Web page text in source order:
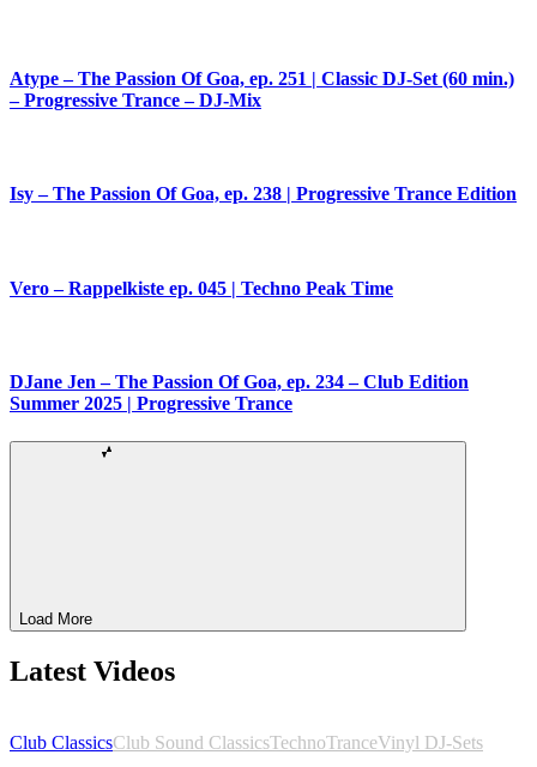
Atype – The Passion Of Goa, ep. 251 | Classic DJ-Set (60 min.)
– Progressive Trance – DJ-Mix
Isy – The Passion Of Goa, ep. 238 | Progressive Trance Edition
Vero – Rappelkiste ep. 045 | Techno Peak Time
DJane Jen – The Passion Of Goa, ep. 234 – Club Edition
Summer 2025 | Progressive Trance
Load More
Latest Videos
Club ClassicsClub Sound ClassicsTechnoTranceVinyl DJ-Sets